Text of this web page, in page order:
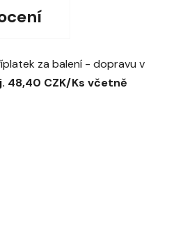
za balení - dopravu v
48,40 CZK/Ks včetně